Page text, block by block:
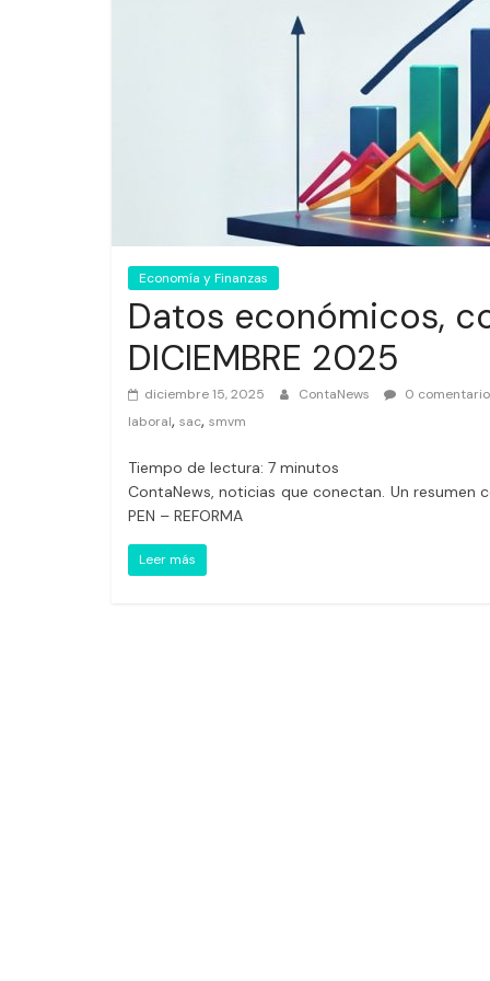
Economía y Finanzas
Datos económicos,
DICIEMBRE 2025
diciembre 15, 2025 ContaNews 0
laboral, sac, smvm
Tiempo de lectura: 7 minutos
ContaNews, noticias que conectan. Un
PEN – REFORMA
Leer más